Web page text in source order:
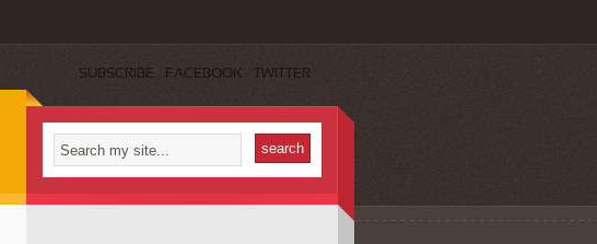
SUBSCRIBE FACEBOOK TWITTER